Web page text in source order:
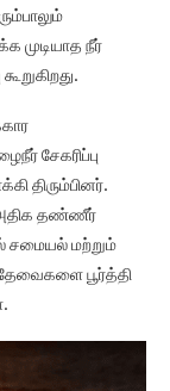
முடியாத நீர்
சேகரிப்பு
திரும்பினர்.
அதிக தண்ணீர்
சமையல் மற்றும்
பூர்த்தி